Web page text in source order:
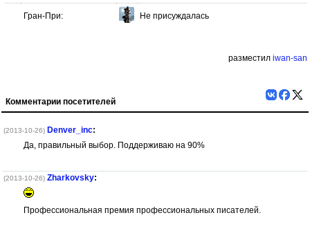
Гран-При: Не присуждалась
разместил iwan-san
Комментарии посетителей
(2013-10-26) Denver_inc:
Да, правильный выбор. Поддерживаю на 90%
(2013-10-26) Zharkovsky:
Профессиональная премия профессиональных писателей.